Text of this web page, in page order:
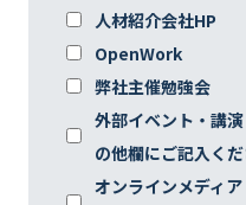
人材紹介会社HP
OpenWork
弊社主催勉強会
外部イベント・講
の他欄にご記入くだ
オンラインメディ